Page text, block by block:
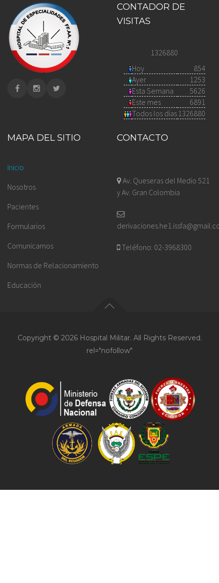
CONTADOR DE
VISITAS
1326880
Hoy
854
Ayer
1253
Esta Semana
5626
Este mes
6891
Todos los días 1326880
MAPA DEL SITIO
Inicio
Nosotros
Pacientes
Formularios
Comunicamos
Normas de Relacionamiento
Educación
CONTACTO
Av. Queseras del Medio 521
y Av. Gran Colombia
Teléfono: 02-3968300
Copyright © 2026 Hospital Militar. All Rights Reserved.
rel="nofollow"